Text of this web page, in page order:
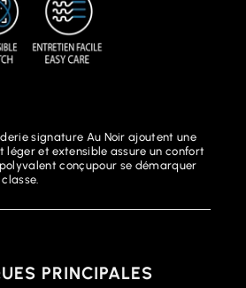
signature Au Noir ajoutent une
et extensible assure un confort
conçupour se démarquer
PRINCIPALES